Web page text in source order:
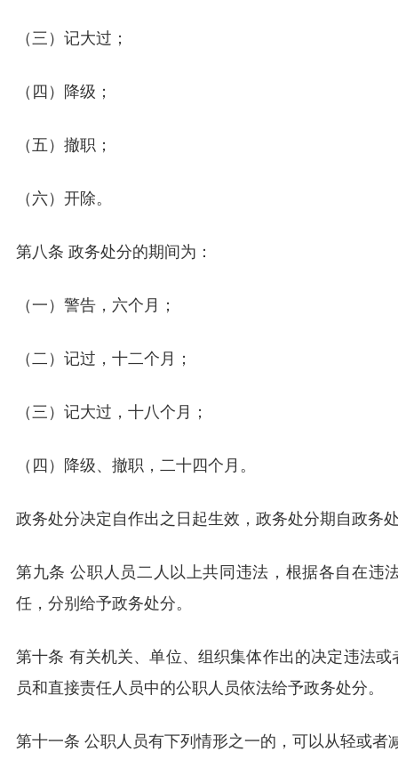
（三）记大过；
（四）降级；
（五）撤职；
（六）开除。
第八条 政务处分的期间为：
（一）警告，六个月；
（二）记过，十二个月；
（三）记大过，十八个月；
（四）降级、撤职，二十四个月。
政务处分决定自作出之日起生效，政务处分期自政务
第九条 公职人员二人以上共同违法，根据各自在违
任，分别给予政务处分。
第十条 有关机关、单位、组织集体作出的决定违法
员和直接责任人员中的公职人员依法给予政务处分。
第十一条 公职人员有下列情形之一的，可以从轻或者